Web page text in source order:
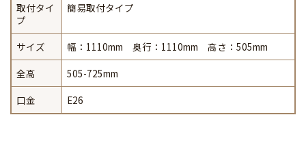
取付タイ
プ
簡易取付タイプ
サイズ
幅：1110mm 奥行：1110mm 高さ：505mm
全高
505-725mm
口金
E26